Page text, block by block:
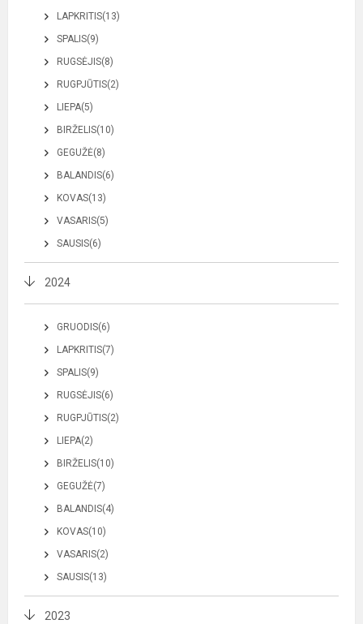
LAPKRITIS(13)
SPALIS(9)
RUGSĖJIS(8)
RUGPJŪTIS(2)
LIEPA(5)
BIRŽELIS(10)
GEGUŽĖ(8)
BALANDIS(6)
KOVAS(13)
VASARIS(5)
SAUSIS(6)
2024
GRUODIS(6)
LAPKRITIS(7)
SPALIS(9)
RUGSĖJIS(6)
RUGPJŪTIS(2)
LIEPA(2)
BIRŽELIS(10)
GEGUŽĖ(7)
BALANDIS(4)
KOVAS(10)
VASARIS(2)
SAUSIS(13)
2023